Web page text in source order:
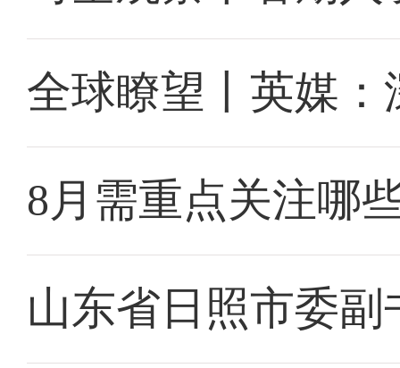
全球瞭望丨英媒
8月需重点关注哪
山东省日照市委